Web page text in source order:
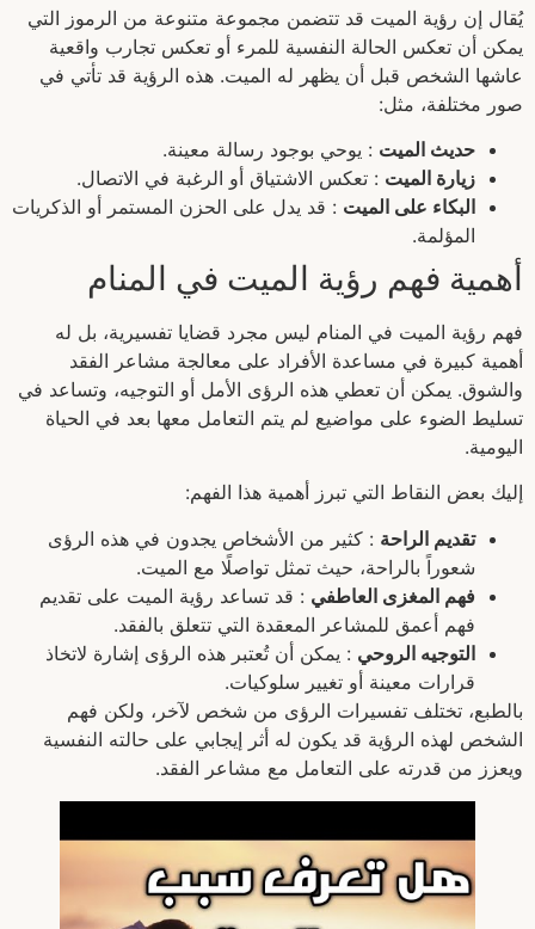
يُقال إن رؤية الميت قد تتضمن مجموعة متنوعة من الرموز التي
يمكن أن تعكس الحالة النفسية للمرء أو تعكس تجارب واقعية
عاشها الشخص قبل أن يظهر له الميت. هذه الرؤية قد تأتي في
صور مختلفة، مثل:
حديث الميت : يوحي بوجود رسالة معينة.
زيارة الميت : تعكس الاشتياق أو الرغبة في الاتصال.
البكاء على الميت : قد يدل على الحزن المستمر أو الذكريات
المؤلمة.
أهمية فهم رؤية الميت في المنام
فهم رؤية الميت في المنام ليس مجرد قضايا تفسيرية، بل له
أهمية كبيرة في مساعدة الأفراد على معالجة مشاعر الفقد
والشوق. يمكن أن تعطي هذه الرؤى الأمل أو التوجيه، وتساعد في
تسليط الضوء على مواضيع لم يتم التعامل معها بعد في الحياة
اليومية.
إليك بعض النقاط التي تبرز أهمية هذا الفهم:
تقديم الراحة : كثير من الأشخاص يجدون في هذه الرؤى
شعوراً بالراحة، حيث تمثل تواصلًا مع الميت.
فهم المغزى العاطفي : قد تساعد رؤية الميت على تقديم
فهم أعمق للمشاعر المعقدة التي تتعلق بالفقد.
التوجيه الروحي : يمكن أن تُعتبر هذه الرؤى إشارة لاتخاذ
قرارات معينة أو تغيير سلوكيات.
بالطبع، تختلف تفسيرات الرؤى من شخص لآخر، ولكن فهم
الشخص لهذه الرؤية قد يكون له أثر إيجابي على حالته النفسية
ويعزز من قدرته على التعامل مع مشاعر الفقد.